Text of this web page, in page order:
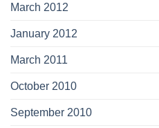
March 2012
January 2012
March 2011
October 2010
September 2010